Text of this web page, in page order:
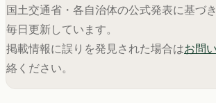
国土交通省・各自治体の公式発表に基づ
毎日更新しています。
掲載情報に誤りを発見された場合はお問
絡ください。